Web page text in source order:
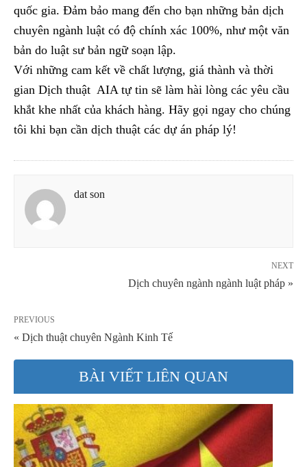
quốc gia. Đảm bảo mang đến cho bạn những bản dịch
chuyên ngành luật có độ chính xác 100%, như một văn
bản do luật sư bản ngữ soạn lập.
Với những cam kết về chất lượng, giá thành và thời
gian Dịch thuật AIA tự tin sẽ làm hài lòng các yêu cầu
khắt khe nhất của khách hàng. Hãy gọi ngay cho chúng
tôi khi bạn cần dịch thuật các dự án pháp lý!
dat son
NEXT
Dịch chuyên ngành ngành luật pháp »
PREVIOUS
« Dịch thuật chuyên Ngành Kinh Tế
BÀI VIẾT LIÊN QUAN